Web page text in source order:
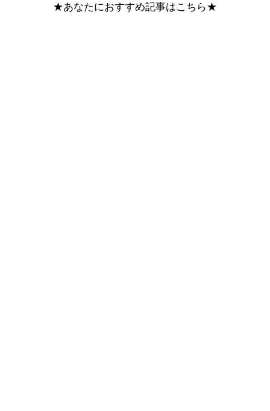
★あなたにおすすめ記事はこちら★